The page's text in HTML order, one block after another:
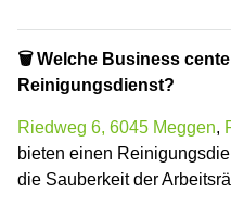
🗑 Welche Business
Reinigungsdienst?
Riedweg 6, 6045 Meggen,
bieten einen
die Sauberkeit der